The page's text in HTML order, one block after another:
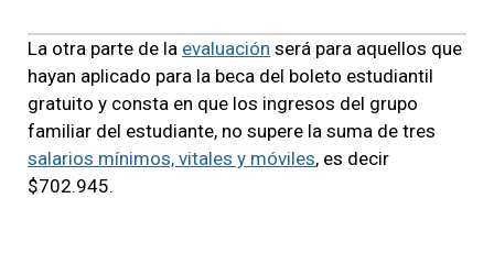
La otra parte de la evaluación será para aquellos que
hayan aplicado para la beca del boleto estudiantil
gratuito y consta en que los ingresos del grupo
familiar del estudiante, no supere la suma de tres
salarios mínimos, vitales y móviles, es decir
$702.945.